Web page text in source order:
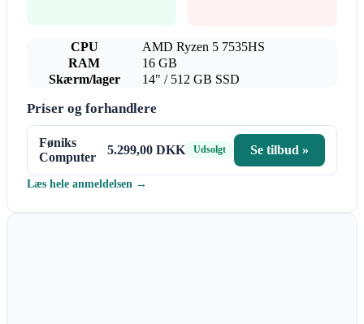
CPU
AMD Ryzen 5 7535HS
RAM
16 GB
Skærm/lager
14" / 512 GB SSD
Priser og forhandlere
Føniks
Computer
5.299,00 DKK Udsolgt Se tilbud »
Læs hele anmeldelsen →